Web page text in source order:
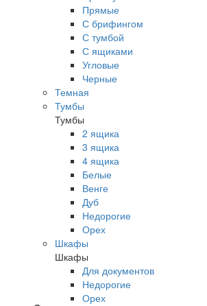
Прямые
С брифингом
С тумбой
С ящиками
Угловые
Черные
Темная
Тумбы
Тумбы
2 ящика
3 ящика
4 ящика
Белые
Венге
Дуб
Недорогие
Орех
Шкафы
Шкафы
Для документов
Недорогие
Орех